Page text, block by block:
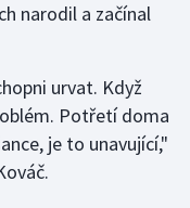
narodil a začínal
urvat. Když
Potřetí doma
je to unavující,"